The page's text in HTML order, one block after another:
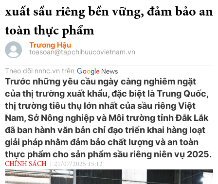
xuất sầu riêng bền vững, đảm bảo an
toàn thực phẩm
Trương Hậu
toasoan@tapchihuucovietnam.vn
Theo dõi nnhc.vn trên
Trước những yêu cầu ngày càng nghiêm ngặt
của thị trường xuất khẩu, đặc biệt là Trung Quốc,
thị trường tiêu thụ lớn nhất của sầu riêng Việt
Nam, Sở Nông nghiệp và Môi trường tỉnh Đắk Lắk
đã ban hành văn bản chỉ đạo triển khai hàng loạt
giải pháp nhằm đảm bảo chất lượng và an toàn
thực phẩm cho sản phẩm sầu riêng niên vụ 2025.
CHÍNH SÁCH 21/07/2025 15:12